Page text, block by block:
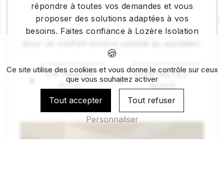
répondre à toutes vos demandes et vous
proposer des solutions adaptées à vos
besoins. Faites confiance à Lozère Isolation
EN SAVOIR
PLUS
CONTACTEZ-
Ce site utilise des cookies et vous donne le contrôle sur ceux
que vous souhaitez activer
Tout accepter
Tout refuser
Personnaliser